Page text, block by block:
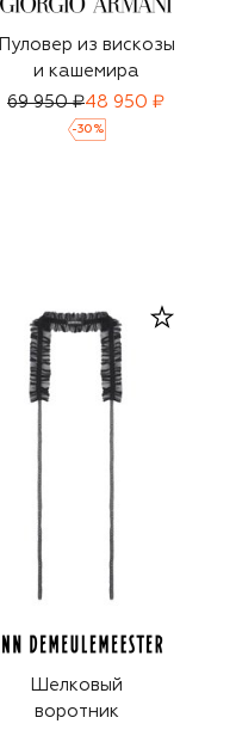
Пуловер из вискозы
и кашемира
69 950 ₽48 950 ₽
-30 %
Шелковый
воротник